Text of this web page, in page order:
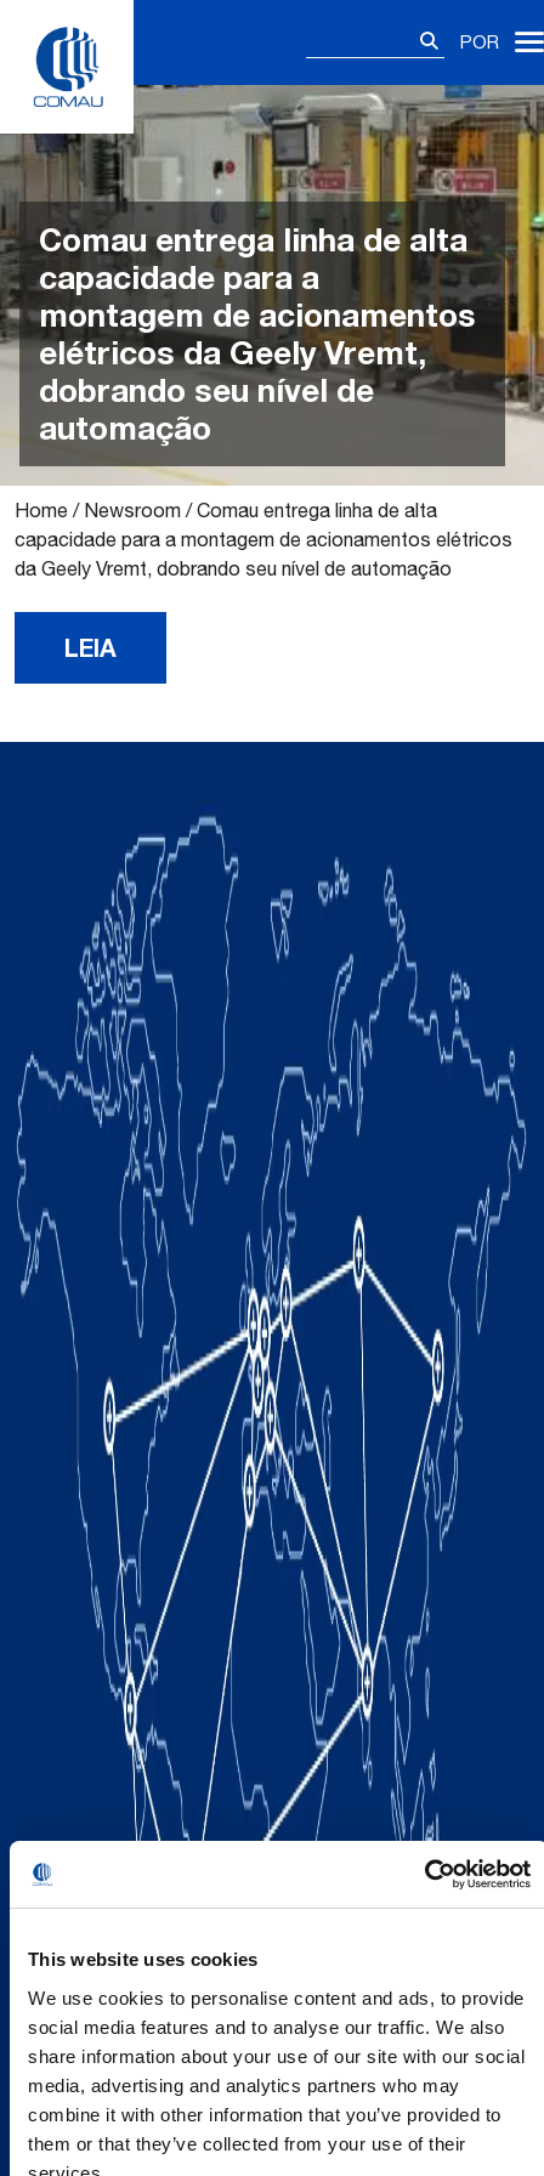
This website uses cookies
We use cookies to personalise content and ads, to provide
social media features and to analyse our traffic. We also
share information about your use of our site with our social
media, advertising and analytics partners who may
combine it with other information that you’ve provided to
them or that they’ve collected from your use of their
content
POR
Comau entrega linha de alta
capacidade para a
montagem de acionamentos
elétricos da Geely Vremt,
dobrando seu nível de
automação
Home / Newsroom /Comau entrega linha de alta
capacidade para a montagem de acionamentos elétricos
da Geely Vremt, dobrando seu nível de automação
LEIA